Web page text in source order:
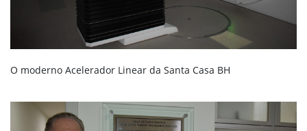
O moderno Acelerador Linear da Santa Casa BH